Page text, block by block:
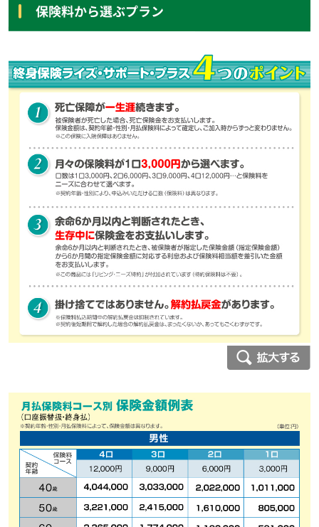
保険料から選ぶプラン